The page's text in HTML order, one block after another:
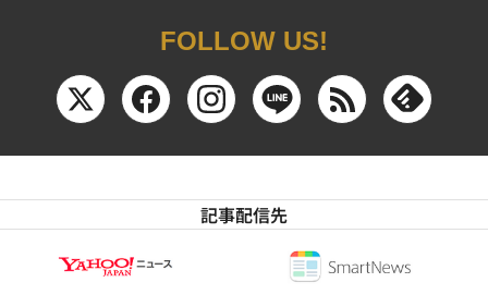
FOLLOW US!
記事配信先